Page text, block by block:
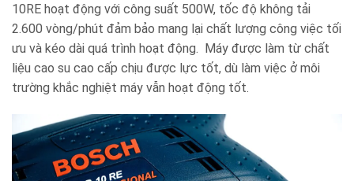
10RE hoạt động với công suất 500W, tốc độ không tải
2.600 vòng/phút đảm bảo mang lại chất lượng công việc tối
ưu và kéo dài quá trình hoạt động. Máy được làm từ chất
liệu cao su cao cấp chịu được lực tốt, dù làm việc ở môi
trường khắc nghiệt máy vẫn hoạt động tốt.